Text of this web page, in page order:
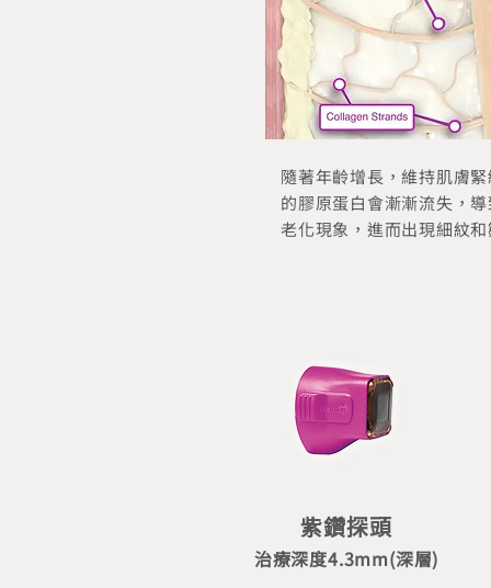
隨著年齡增長，維持肌膚
的膠原蛋白會漸漸流失，
老化現象，進而出現細紋和
紫鑽探頭
治療深度4.3mm(深層)